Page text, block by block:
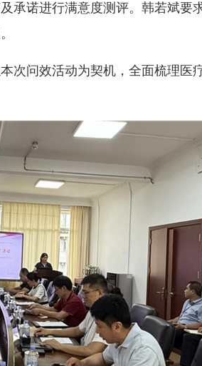
承诺进行满意度测评。韩若斌要
次问效活动为契机，全面梳理医